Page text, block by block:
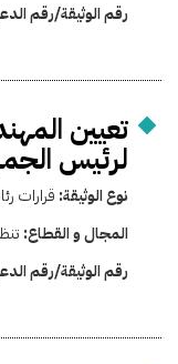
رقم الوثيقة/رقم
تعيين
لرئيس
نوع الوثيقة: قرارات
المجال و القطاع:
رقم الوثيقة/رقم